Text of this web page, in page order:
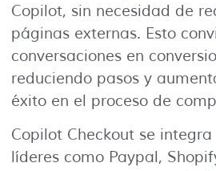
Copilot, sin necesidad de
páginas externas. Esto
conversaciones en
reduciendo pasos y
éxito en el proceso de
Copilot Checkout se
líderes como Paypal,